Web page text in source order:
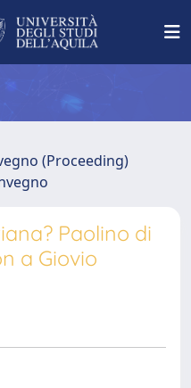
(Proceeding)
Paolino di
a Giovio